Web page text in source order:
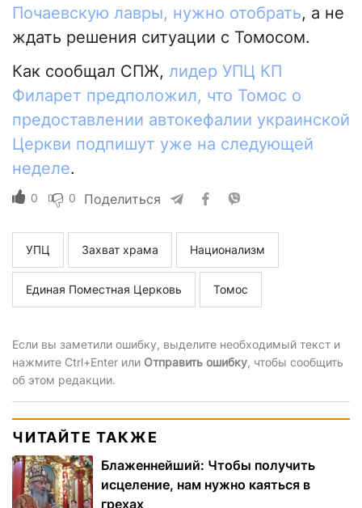
Почаевскую лавры, нужно отобрать, а не
ждать решения ситуации с Томосом.
Как сообщал СПЖ, лидер УПЦ КП
Филарет предположил, что Томос о
предоставлении автокефалии украинской
Церкви подпишут уже на следующей
неделе.
0 0 Поделиться
УПЦ Захват храма Национализм
Единая Поместная Церковь Томос
Если вы заметили ошибку, выделите необходимый текст и
нажмите Ctrl+Enter или Отправить ошибку, чтобы сообщить
об этом редакции.
ЧИТАЙТЕ ТАКЖЕ
Блаженнейший: Чтобы получить
исцеление, нам нужно каяться в
грехах